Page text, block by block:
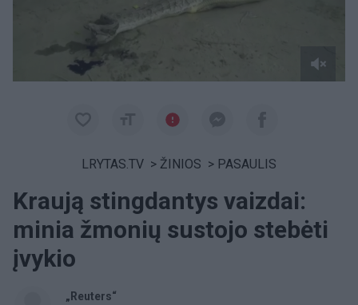
LRYTAS.TV > ŽINIOS > PASAULIS
Kraują stingdantys vaizdai:
minia žmonių sustojo stebėti
įvykio
„Reuters“